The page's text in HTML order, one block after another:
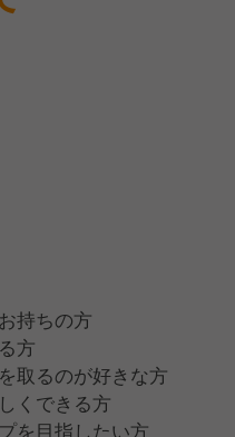
持ちの方
方
取るのが好きな方
くできる方
を目指したい方